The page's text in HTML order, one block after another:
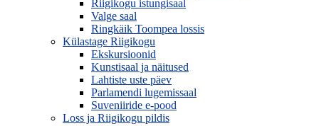
Riigikogu istungisaal
Valge saal
Ringkäik Toompea lossis
Külastage Riigikogu
Ekskursioonid
Kunstisaal ja näitused
Lahtiste uste päev
Parlamendi lugemissaal
Suveniiride e-pood
Loss ja Riigikogu pildis